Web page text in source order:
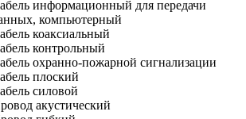
информационный для передачи
компьютерный
коаксиальный
контрольный
охранно-пожарной сигнализации
плоский
силовой
акустический